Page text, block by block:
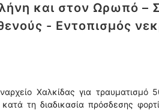
και στον Ωρωπό –
- Εντοπισμός
Χαλκίδας για τραυματισμό
τη διαδικασία πρόσδεσης